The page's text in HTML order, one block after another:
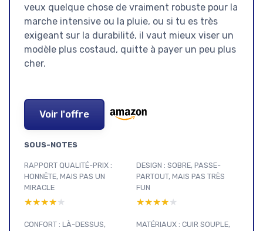
veux quelque chose de vraiment robuste pour la
marche intensive ou la pluie, ou si tu es très
exigeant sur la durabilité, il vaut mieux viser un
modèle plus costaud, quitte à payer un peu plus
cher.
Voir l'offre
SOUS-NOTES
RAPPORT QUALITÉ-PRIX :
HONNÊTE, MAIS PAS UN
MIRACLE
★★★★★
★★★★★
DESIGN : SOBRE, PASSE-
PARTOUT, MAIS PAS TRÈS
FUN
★★★★★
★★★★★
CONFORT : LÀ-DESSUS,
MATÉRIAUX : CUIR SOUPLE,